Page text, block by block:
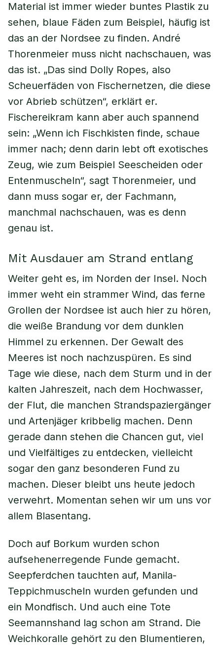
Material ist immer wieder buntes Plastik zu
sehen, blaue Fäden zum Beispiel, häufig ist
das an der Nordsee zu finden. André
Thorenmeier muss nicht nachschauen, was
das ist. „Das sind Dolly Ropes, also
Scheuerfäden von Fischernetzen, die diese
vor Abrieb schützen“, erklärt er.
Fischereikram kann aber auch spannend
sein: „Wenn ich Fischkisten finde, schaue
immer nach; denn darin lebt oft exotisches
Zeug, wie zum Beispiel Seescheiden oder
Entenmuscheln“, sagt Thorenmeier, und
dann muss sogar er, der Fachmann,
manchmal nachschauen, was es denn
genau ist.
Mit Ausdauer am Strand entlang
Weiter geht es, im Norden der Insel. Noch
immer weht ein strammer Wind, das ferne
Grollen der Nordsee ist auch hier zu hören,
die weiße Brandung vor dem dunklen
Himmel zu erkennen. Der Gewalt des
Meeres ist noch nachzuspüren. Es sind
Tage wie diese, nach dem Sturm und in der
kalten Jahreszeit, nach dem Hochwasser,
der Flut, die manchen Strandspaziergänger
und Artenjäger kribbelig machen. Denn
gerade dann stehen die Chancen gut, viel
und Vielfältiges zu entdecken, vielleicht
sogar den ganz besonderen Fund zu
machen. Dieser bleibt uns heute jedoch
verwehrt. Momentan sehen wir um uns vor
allem Blasentang.
Doch auf Borkum wurden schon
aufsehenerregende Funde gemacht.
Seepferdchen tauchten auf, Manila-
Teppichmuscheln wurden gefunden und
ein Mondfisch. Und auch eine Tote
Seemannshand lag schon am Strand. Die
Weichkoralle gehört zu den Blumentieren,